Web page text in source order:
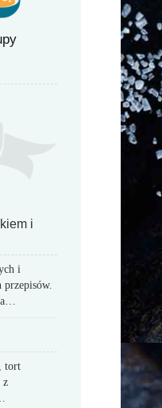
i
i
tort
z